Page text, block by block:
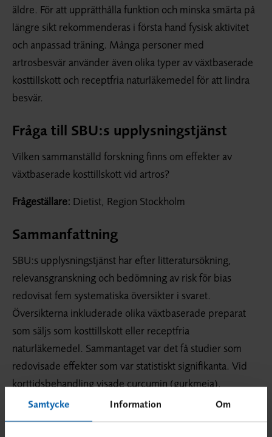
Samtycke Information Om
äldre. För att upprätthålla funktion och minska smärta på
längre sikt rekommenderas i första hand fysisk aktivitet
och anpassad träning. Många personer med
artrosbesvär använder även olika typer av växtbaserade
kosttillskott och receptfria naturläkemedel för att lindra
besvär.
Fråga till SBU:s upplysningstjänst
Vilken sammanställd forskning finns om effekter av
växtbaserade kosttillskott vid artros?
Frågeställare: Dietist, Region Stockholm
Sammanfattning
SBU:s upplysningstjänst har efter litteratursökning,
relevansgranskning och bedömning av risk för bias
redovisat fem systematiska översikter i svaret.
Översikterna inkluderade olika växtbaserade preparat
som säljs som kosttillskott eller receptfria
naturläkemedel. Sammantaget var det få studier som
redovisade effekter som var statistiskt signifikanta. Vid
korttidsbehandling visade curcumin (gurkmeja),
ingefära, och extrakt av Boswellia serrata viss effekt på
smärtlindring, och i några fall funktionsförbättring,